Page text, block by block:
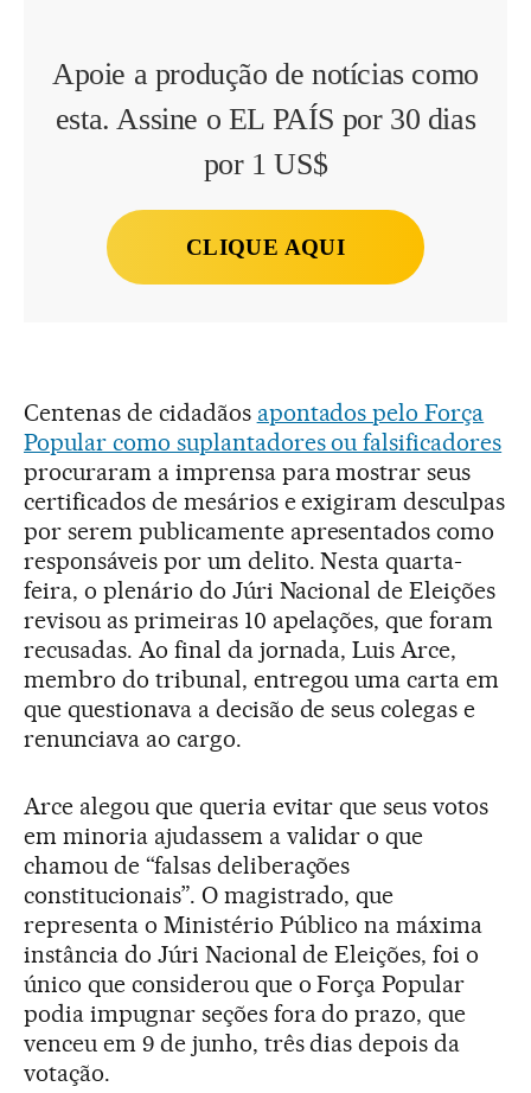
Apoie a produção de notícias como
esta. Assine o EL PAÍS por 30 dias
por 1 US$
CLIQUE AQUI
Centenas de cidadãos apontados pelo Força
Popular como suplantadores ou falsificadores
procuraram a imprensa para mostrar seus
certificados de mesários e exigiram desculpas
por serem publicamente apresentados como
responsáveis por um delito. Nesta quarta-
feira, o plenário do Júri Nacional de Eleições
revisou as primeiras 10 apelações, que foram
recusadas. Ao final da jornada, Luis Arce,
membro do tribunal, entregou uma carta em
que questionava a decisão de seus colegas e
renunciava ao cargo.
Arce alegou que queria evitar que seus votos
em minoria ajudassem a validar o que
chamou de “falsas deliberações
constitucionais”. O magistrado, que
representa o Ministério Público na máxima
instância do Júri Nacional de Eleições, foi o
único que considerou que o Força Popular
podia impugnar seções fora do prazo, que
venceu em 9 de junho, três dias depois da
votação.